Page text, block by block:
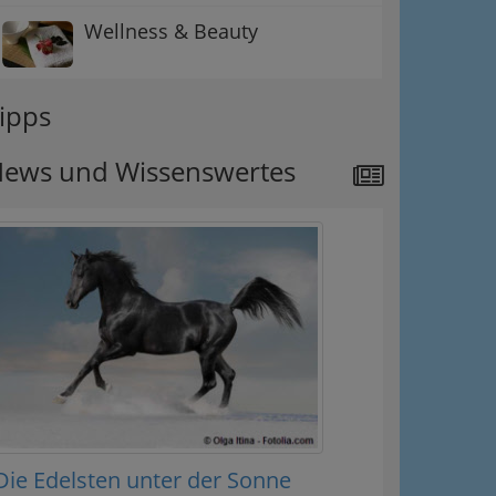
Wellness & Beauty
und Wissenswertes
Edelsten unter der Sonne